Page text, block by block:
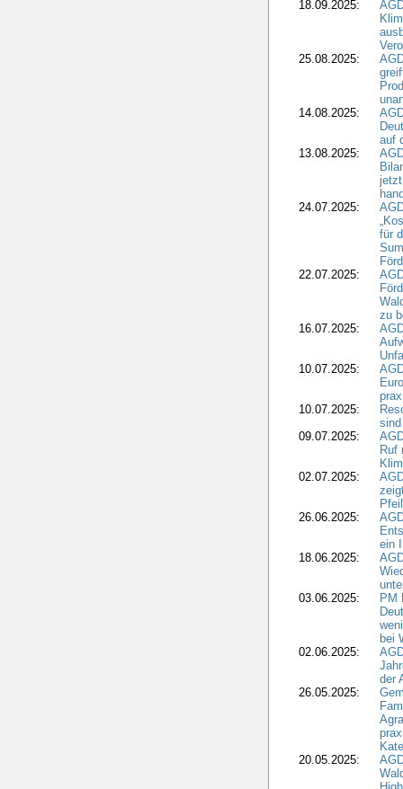
18.09.2025:
25.08.2025:
14.08.2025:
auf
13.08.2025:
24.07.2025:
für
22.07.2025:
zu
16.07.2025:
10.07.2025:
10.07.2025:
09.07.2025:
Ruf
02.07.2025:
26.06.2025:
ein
18.06.2025:
03.06.2025:
PM
bei
02.06.2025:
der
26.05.2025:
20.05.2025: